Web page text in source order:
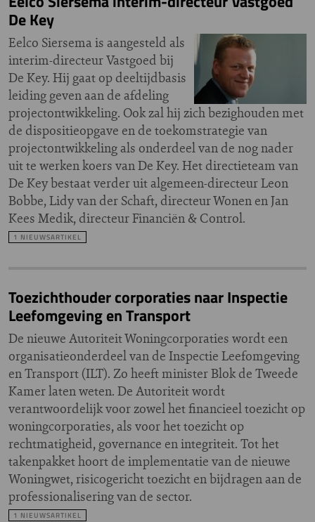
De Key
Eelco Siersema is aangesteld als
interim-directeur Vastgoed bij
De Key. Hij gaat op deeltijdbasis
leiding geven aan de afdeling
projectontwikkeling. Ook zal hij zich bezighouden met
de dispositieopgave en de toekomstrategie van
projectontwikkeling als onderdeel van de nog nader
uit te werken koers van De Key. Het directieteam van
De Key bestaat verder uit algemeen-directeur Leon
Bobbe, Lidy van der Schaft, directeur Wonen en Jan
Kees Medik, directeur Financiën & Control.
1 NIEUWSARTIKEL
Toezichthouder corporaties naar Inspectie
Leefomgeving en Transport
De nieuwe Autoriteit Woningcorporaties wordt een
organisatieonderdeel van de Inspectie Leefomgeving
en Transport (ILT). Zo heeft minister Blok de Tweede
Kamer laten weten. De Autoriteit wordt
verantwoordelijk voor zowel het financieel toezicht op
woningcorporaties, als voor het toezicht op
rechtmatigheid, governance en integriteit. Tot het
takenpakket hoort de implementatie van de nieuwe
Woningwet, risicogericht toezicht en bijdragen aan de
professionalisering van de sector.
1 NIEUWSARTIKEL